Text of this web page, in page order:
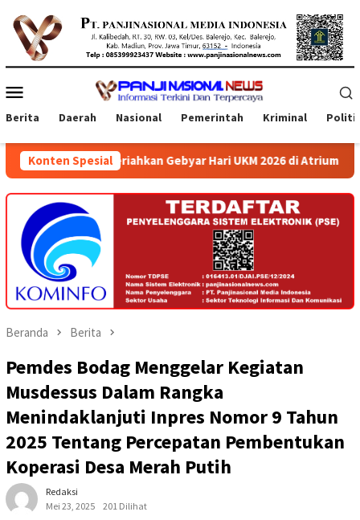
konten
Mobile
Berita Daerah Nasional Pemerintah Kriminal
Konten Spesial
Gebyar Hari UKM 2026 di Atrium Ambarrukmo Plaza
Beranda Berita
Pemdes Bodag Menggelar Kegiatan
Musdessus Dalam Rangka
Menindaklanjuti Inpres Nomor 9 Tahun
2025 Tentang Percepatan Pembentukan
Koperasi Desa Merah Putih
Redaksi
Mei 23, 2025
201 Dilihat